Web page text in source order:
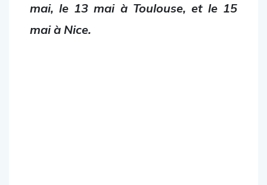
mai, le 13 mai à Toulouse, et le 15
mai à Nice.